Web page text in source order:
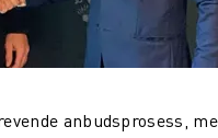
anbudsprosess,